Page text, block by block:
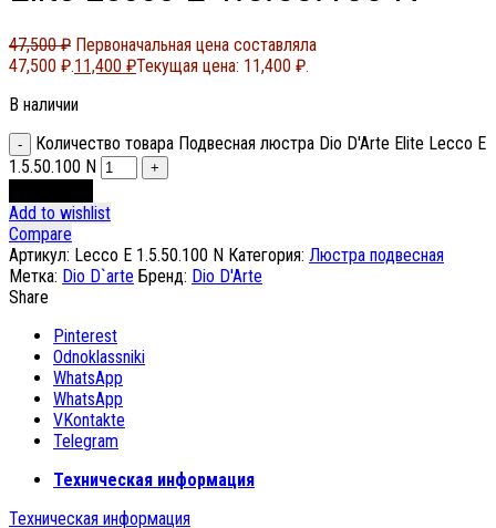
47,500₽ Первоначальная цена составляла
47,500 ₽.11,400 ₽Текущая цена: 11,400 ₽.
В наличии
Количество товара Подвесная люстра Dio D'Arte Elite Lecco E
1.5.50.100 N
Add to wishlist
Compare
Артикул: Lecco E 1.5.50.100 N Категория: Люстра подвесная
Метка: Dio D`arte Бренд: Dio D'Arte
Share
Pinterest
Odnoklassniki
WhatsApp
WhatsApp
VKontakte
Telegram
Техническая информация
Техническая информация